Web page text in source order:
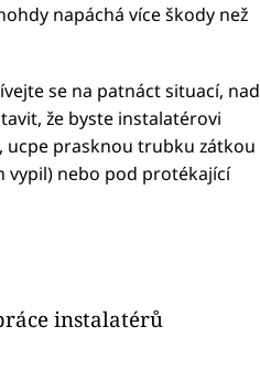
napáchá více škody než
se na patnáct situací, nad
že byste instalatérovi
ucpe prasknou trubku zátkou
vypil) nebo pod protékající
instalatérů